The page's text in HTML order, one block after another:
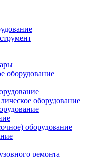
оборудование
оборудование
оборудование
ремонта